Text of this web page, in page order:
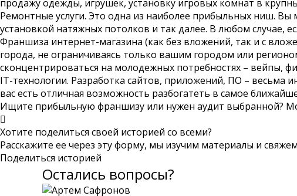
продажу одежды, игрушек, установку игровых комнат в
Ремонтные услуги. Это одна из наиболее прибыльных ниш. Вы
установкой натяжных потолков и так далее. В любом случае,
Франшиза интернет-магазина (как без вложений, так и с
города, не ограничиваясь только вашим городом или
сконцентрироваться на молодежных потребностях – вейпы,
IT-технологии. Разработка сайтов, приложений, ПО – весьма
вас есть отличная возможность разбогатеть в самое
Ищите прибыльную франшизу или нужен аудит выбранной?
Хотите поделиться своей историей со всеми?
Расскажите ее через эту форму, мы изучим материалы и
Поделиться историей
Остались вопросы?